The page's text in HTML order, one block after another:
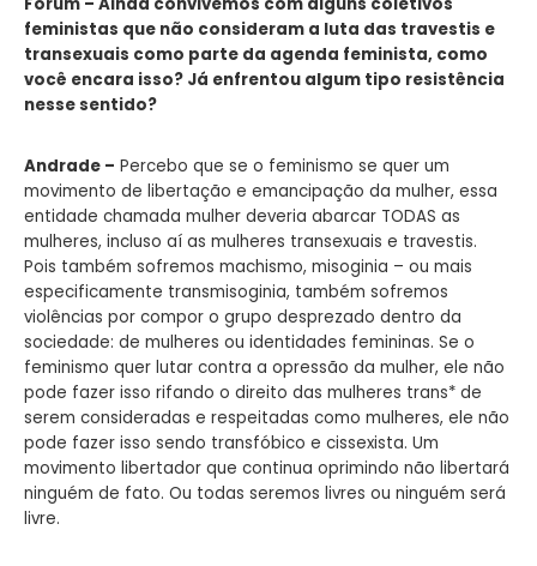
feministas que não consideram a luta das travestis e
transexuais como parte da agenda feminista, como
você encara isso? Já enfrentou algum tipo resistência
nesse sentido?
Andrade – Percebo que se o feminismo se quer um
movimento de libertação e emancipação da mulher, essa
entidade chamada mulher deveria abarcar TODAS as
mulheres, incluso aí as mulheres transexuais e travestis.
Pois também sofremos machismo, misoginia – ou mais
especificamente transmisoginia, também sofremos
violências por compor o grupo desprezado dentro da
sociedade: de mulheres ou identidades femininas. Se o
feminismo quer lutar contra a opressão da mulher, ele não
pode fazer isso rifando o direito das mulheres trans* de
serem consideradas e respeitadas como mulheres, ele não
pode fazer isso sendo transfóbico e cissexista. Um
movimento libertador que continua oprimindo não libertará
ninguém de fato. Ou todas seremos livres ou ninguém será
livre.